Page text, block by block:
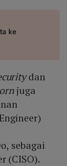
ke
dan
juga
sebagai
(CISO).